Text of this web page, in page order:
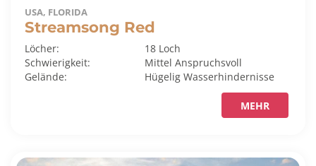
USA, FLORIDA
Streamsong Red
Löcher:
18 Loch
Schwierigkeit:
MittelAnspruchsvoll
Gelände:
HügeligWasserhindernisse
MEHR